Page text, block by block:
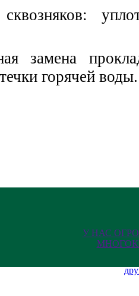
замена
горячей воды.
У НАС